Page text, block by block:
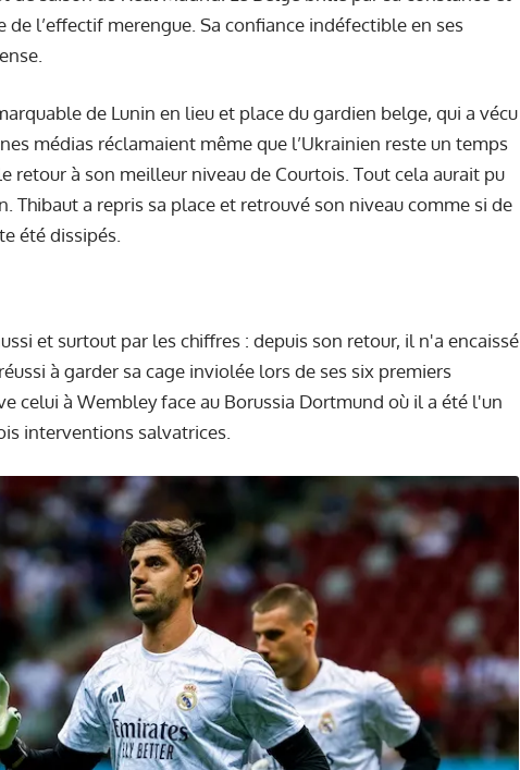
de l’effectif merengue. Sa confiance indéfectible en ses
de Lunin en lieu et place du gardien belge, qui a vécu
médias réclamaient même que l’Ukrainien reste un temps
retour à son meilleur niveau de Courtois. Tout cela aurait pu
Thibaut a repris sa place et retrouvé son niveau comme si de
été dissipés.
et surtout par les chiffres : depuis son retour, il n'a encaissé
à garder sa cage inviolée lors de ses six premiers
celui à Wembley face au Borussia Dortmund où il a été l'un
interventions salvatrices.